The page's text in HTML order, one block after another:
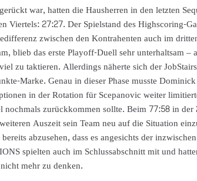
war, hatten die Hausherren in den letzten
Viertels: 27:27. Der Spielstand des Highscoring-
zwischen den Kontrahenten auch im
blieb das erste Playoff-Duell sehr unterhaltsam
zu taktieren. Allerdings näherte sich der
Marke. Genau in dieser Phase musste
in der Rotation für Scepanovic weiter
nochmals zurückkommen sollte. Beim 77:58 in
Auszeit sein Team neu auf die Situation
abzusehen, dass es angesichts der
spielten auch im Schlussabschnitt mit und
mehr zu denken.